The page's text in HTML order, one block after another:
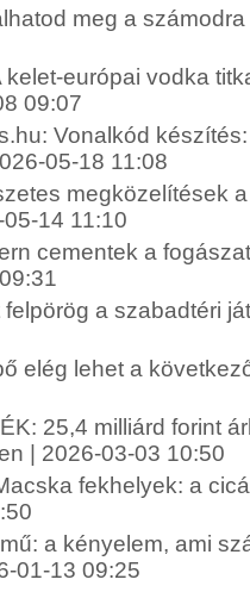
meg a
kelet-európai vodka
09:07
Vonalkód
05-18 11:08
megközelítések
14 11:10
cementek a
a szabadtéri
elég lehet a
25,4 milliárd forint
| 2026-03-03 10:50
fekhelyek: a
a kényelem, ami
01-13 09:25